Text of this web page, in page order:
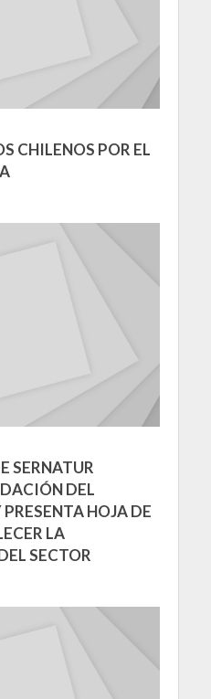
CHILENOS POR EL
SERNATUR
DEL
HOJA DE
LA
SECTOR